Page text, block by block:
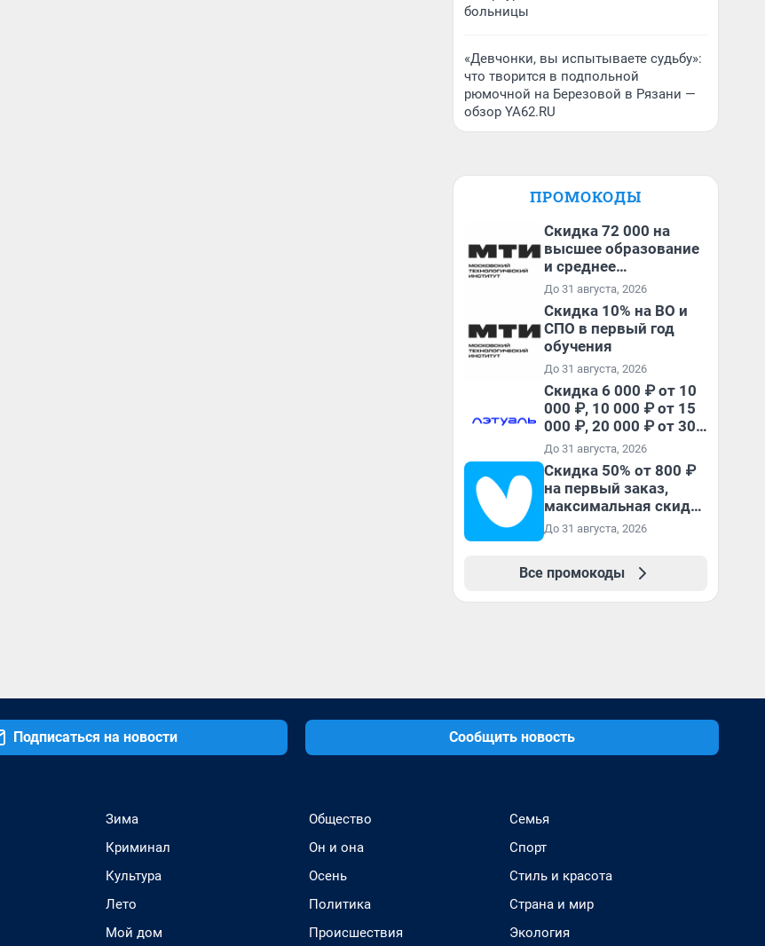
больницы
«Девчонки, вы испытываете судьбу»:
что творится в подпольной
рюмочной на Березовой в Рязани —
обзор YA62.RU
ПРОМОКОДЫ
Скидка 72 000 на
высшее образование
и среднее
специальное
образование в
первый год обучения
До 31 августа, 2026
Скидка 10% на ВО и
СПО в первый год
обучения
До 31 августа, 2026
Скидка 6 000 ₽ от 10
000 ₽, 10 000 ₽ от 15
000 ₽, 20 000 ₽ от 30
000 ₽ и 35 000 ₽ от 50
000 ₽ на первый и все
повторные заказы по
промокоду НАБЕРИ
До 31 августа, 2026
Скидка 50% от 800 ₽
на первый заказ,
максимальная скидка
600 ₽
До 31 августа, 2026
Все промокоды
Подписаться на новости Сообщить новость
Зима
Криминал
Культура
Лето
Мой дом
Общество
Он и она
Осень
Политика
Происшествия
Семья
Спорт
Стиль и красота
Страна и мир
Экология